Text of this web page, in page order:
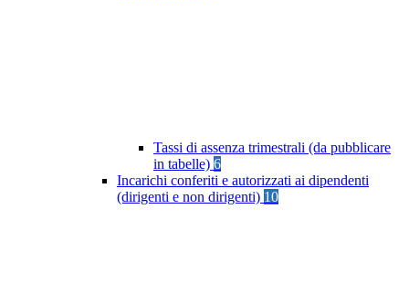
Tassi di assenza trimestrali (da pubblicare
in tabelle) 6
Incarichi conferiti e autorizzati ai dipendenti
(dirigenti e non dirigenti) 10